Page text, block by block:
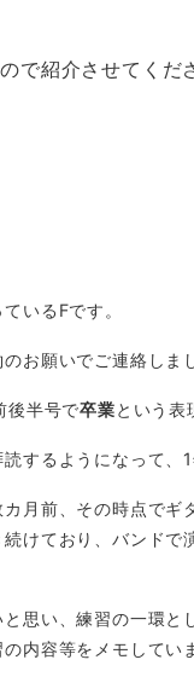
で紹介させてくだ
いるFです。
お願いでご連絡しま
後半号で卒業という表
するようになって、1
月前、その時点で
けており、バンド
思い、練習の一環
内容等をメモしてい